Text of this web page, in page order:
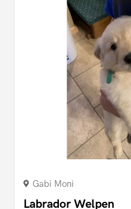
Gabi Moni
Labrador Welpen